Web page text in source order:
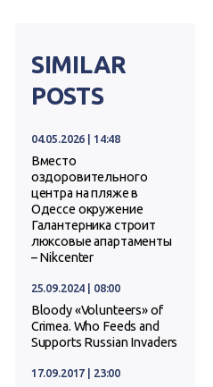
SIMILAR
POSTS
04.05.2026 | 14:48
Вместо
оздоровительного
центра на пляже в
Одессе окружение
Галантерника строит
люксовые апартаменты
– Nikcenter
25.09.2024 | 08:00
Bloody «Volunteers» of
Crimea. Who Feeds and
Supports Russian Invaders
17.09.2017 | 23:00